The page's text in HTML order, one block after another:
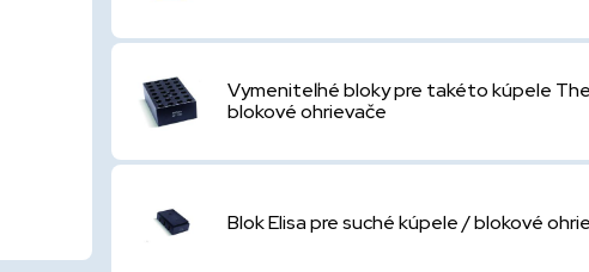
Vymeniteľné bloky pre takéto kúpele
blokové ohrievače
Blok Elisa pre suché kúpele / blokové